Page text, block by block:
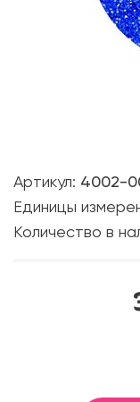
Артикул: 4002-
Единицы
Количество в